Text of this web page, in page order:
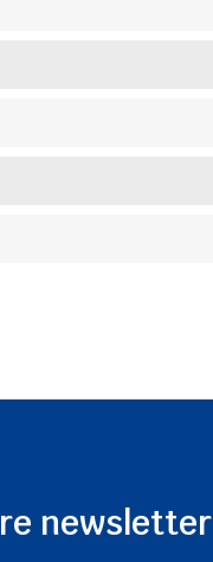
newsletter